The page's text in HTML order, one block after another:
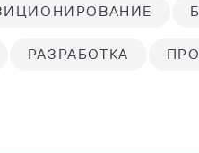
РАЗРАБОТКА